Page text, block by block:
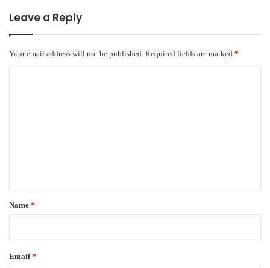
Leave a Reply
Your email address will not be published. Required fields are marked *
*
Name *
Email *